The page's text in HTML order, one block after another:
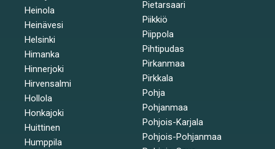
Heinola
Heinävesi
Helsinki
Himanka
Hinnerjoki
Hirvensalmi
Hollola
Honkajoki
Huittinen
Humppila
Pietarsaari
Piikkiö
Piippola
Pihtipudas
Pirkanmaa
Pirkkala
Pohja
Pohjanmaa
Pohjois-Karjala
Pohjois-Pohjanmaa